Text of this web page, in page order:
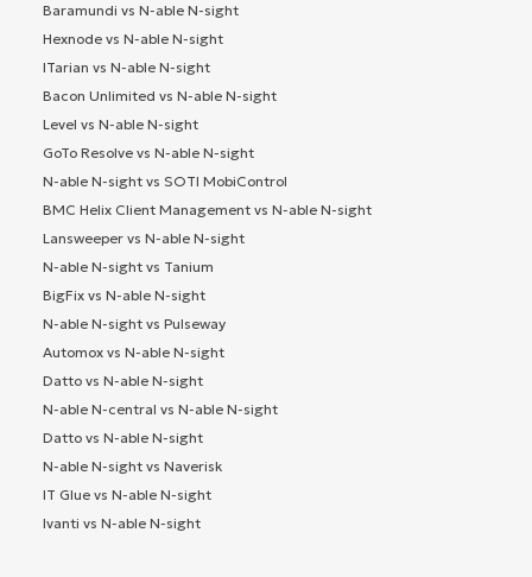
Baramundi vs N-able N-sight
Hexnode vs N-able N-sight
ITarian vs N-able N-sight
Bacon Unlimited vs N-able N-sight
Level vs N-able N-sight
GoTo Resolve vs N-able N-sight
N-able N-sight vs SOTI MobiControl
BMC Helix Client Management vs N-able N-sight
Lansweeper vs N-able N-sight
N-able N-sight vs Tanium
BigFix vs N-able N-sight
N-able N-sight vs Pulseway
Automox vs N-able N-sight
Datto vs N-able N-sight
N-able N-central vs N-able N-sight
Datto vs N-able N-sight
N-able N-sight vs Naverisk
IT Glue vs N-able N-sight
Ivanti vs N-able N-sight